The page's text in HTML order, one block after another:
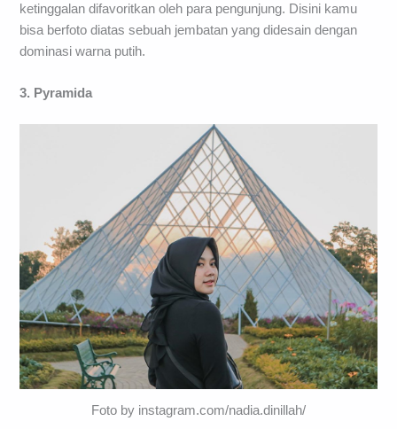
ketinggalan difavoritkan oleh para pengunjung. Disini kamu
bisa berfoto diatas sebuah jembatan yang didesain dengan
dominasi warna putih.
3. Pyramida
Foto by instagram.com/nadia.dinillah/